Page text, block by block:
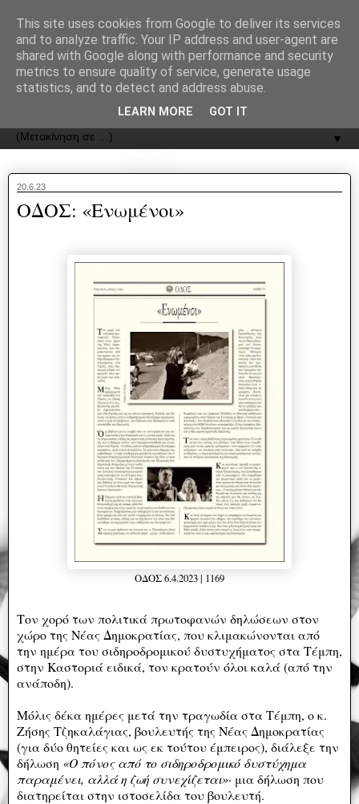
ΟΔΟΣ
▼
20.6.23
ΟΔΟΣ: «Ενωμένοι»
ΟΔΟΣ 6.4.2023 | 1169
Τον χορό των πολιτικά πρωτοφανών δηλώσεων στον
χώρο της Νέας Δημοκρατίας, που κλιμακώνονται από
την ημέρα του σιδηροδρομικού δυστυχήματος στα Τέμπη,
στην Καστοριά ειδικά, τον κρατούν όλοι καλά (από την
ανάποδη).
Μόλις δέκα ημέρες μετά την τραγωδία στα Τέμπη, ο κ.
Ζήσης Τζηκαλάγιας, βουλευτής της Νέας Δημοκρατίας
(για δύο θητείες και ως εκ τούτου έμπειρος), διάλεξε την
δήλωση «Ο πόνος από το σιδηροδρομικό δυστύχημα
παραμένει, αλλά η ζωή συνεχίζεται»· μια δήλωση που
διατηρείται στην ιστοσελίδα του βουλευτή.
This site uses cookies from Google to deliver its services
and to analyze traffic. Your IP address and user-agent are
shared with Google along with performance and security
metrics to ensure quality of service, generate usage
statistics, and to detect and address abuse.
LEARN MORE GOT IT